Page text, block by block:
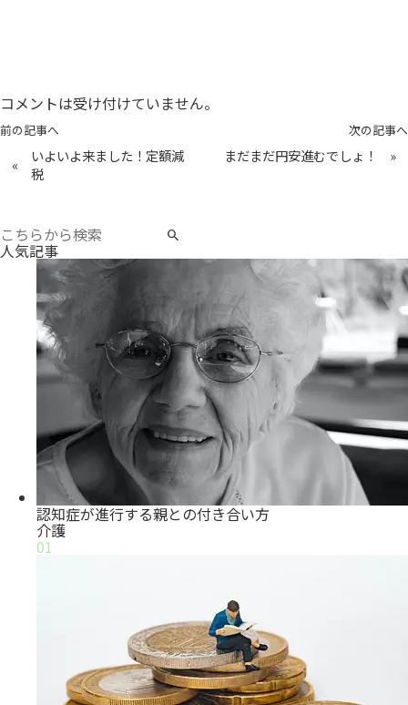
コメントは受け付けていません。
前の記事へ
«
いよいよ来ました！定額減
税
次の記事へ
まだまだ円安進むでしょ！ »
人気記事
認知症が進行する親との付き合い方
介護
01